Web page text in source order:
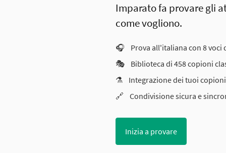
Imparato fa provare gli
come vogliono.
🎧
Prova all'italiana con 8 voci
🎭
Biblioteca di 458 copioni
⚗️
Integrazione dei tuoi
🔗
Condivisione sicura e
Inizia a provare